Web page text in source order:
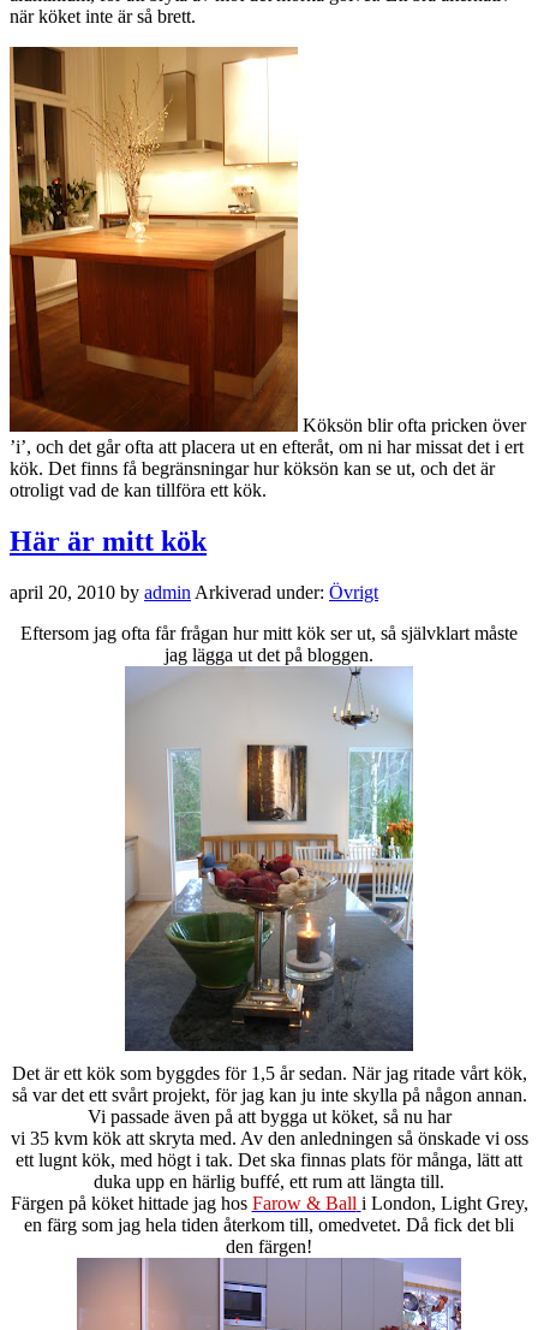
när köket inte är så brett.
Köksön blir ofta pricken över
’i’, och det går ofta att placera ut en efteråt, om ni har missat det i ert
kök. Det finns få begränsningar hur köksön kan se ut, och det är
otroligt vad de kan tillföra ett kök.
Här är mitt kök
april 20, 2010 by admin Arkiverad under: Övrigt
Eftersom jag ofta får frågan hur mitt kök ser ut, så självklart måste
jag lägga ut det på bloggen.
Det är ett kök som byggdes för 1,5 år sedan. När jag ritade vårt kök,
så var det ett svårt projekt, för jag kan ju inte skylla på någon annan.
Vi passade även på att bygga ut köket, så nu har
vi 35 kvm kök att skryta med. Av den anledningen så önskade vi oss
ett lugnt kök, med högt i tak. Det ska finnas plats för många, lätt att
duka upp en härlig buffé, ett rum att längta till.
Färgen på köket hittade jag hos Farow & Ball i London, Light Grey,
en färg som jag hela tiden återkom till, omedvetet. Då fick det bli
den färgen!